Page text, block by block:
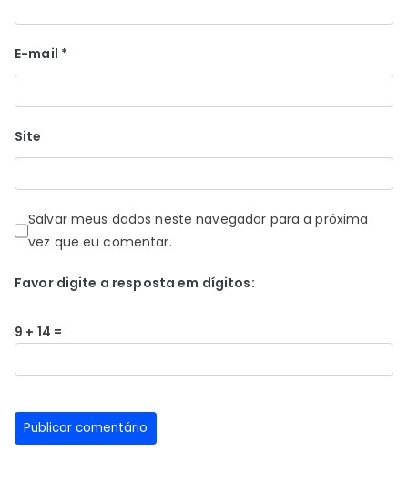
E-mail *
Site
Salvar meus dados neste navegador para a próxima
vez que eu comentar.
Favor digite a resposta em dígitos:
9 + 14 =